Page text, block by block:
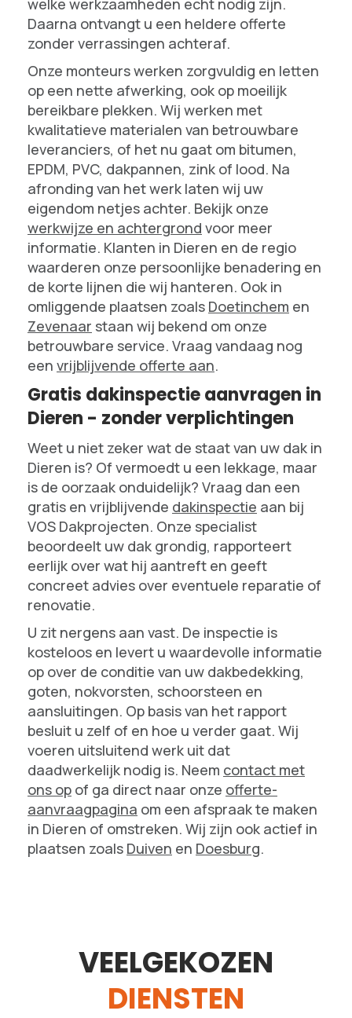
Daarna ontvangt u een heldere offerte
zonder verrassingen achteraf.
Onze monteurs werken zorgvuldig en letten
op een nette afwerking, ook op moeilijk
bereikbare plekken. Wij werken met
kwalitatieve materialen van betrouwbare
leveranciers, of het nu gaat om bitumen,
EPDM, PVC, dakpannen, zink of lood. Na
afronding van het werk laten wij uw
eigendom netjes achter. Bekijk onze
werkwijze en achtergrond voor meer
informatie. Klanten in Dieren en de regio
waarderen onze persoonlijke benadering en
de korte lijnen die wij hanteren. Ook in
omliggende plaatsen zoals Doetinchem en
Zevenaar staan wij bekend om onze
betrouwbare service. Vraag vandaag nog
een vrijblijvende offerte aan.
Gratis dakinspectie aanvragen in
Dieren - zonder verplichtingen
Weet u niet zeker wat de staat van uw dak in
Dieren is? Of vermoedt u een lekkage, maar
is de oorzaak onduidelijk? Vraag dan een
gratis en vrijblijvende dakinspectie aan bij
VOS Dakprojecten. Onze specialist
beoordeelt uw dak grondig, rapporteert
eerlijk over wat hij aantreft en geeft
concreet advies over eventuele reparatie of
renovatie.
U zit nergens aan vast. De inspectie is
kosteloos en levert u waardevolle informatie
op over de conditie van uw dakbedekking,
goten, nokvorsten, schoorsteen en
aansluitingen. Op basis van het rapport
besluit u zelf of en hoe u verder gaat. Wij
voeren uitsluitend werk uit dat
daadwerkelijk nodig is. Neem contact met
ons op of ga direct naar onze offerte-
aanvraagpagina om een afspraak te maken
in Dieren of omstreken. Wij zijn ook actief in
plaatsen zoals Duiven en Doesburg.
VEELGEKOZEN
DIENSTEN